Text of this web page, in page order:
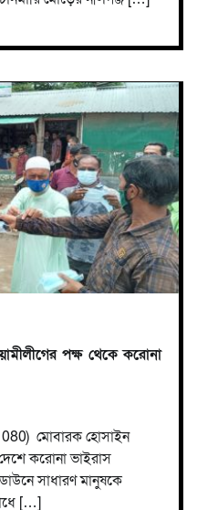
পক্ষ থেকে করোনা
মোবারক হোসাইন
দেশে করোনা ভাইরাস
সাধারণ মানুষকে
[…]